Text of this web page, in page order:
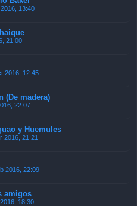
13:40
21:00
2016, 12:45
(De madera)
22:07
y Huemules
2016, 21:21
2016, 22:09
amigos
18:30